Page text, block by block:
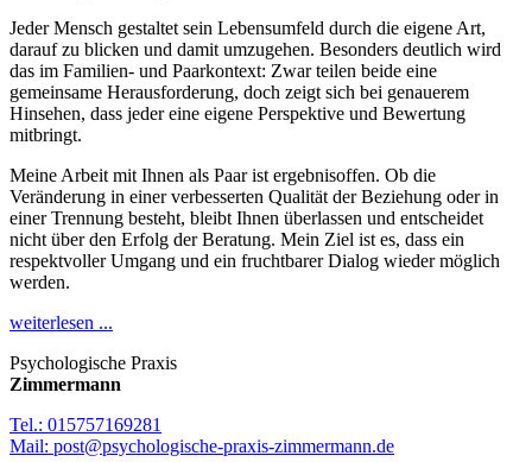
Jeder Mensch gestaltet sein Lebensumfeld durch die eigene Art,
darauf zu blicken und damit umzugehen. Besonders deutlich wird
das im Familien- und Paarkontext: Zwar teilen beide eine
gemeinsame Herausforderung, doch zeigt sich bei genauerem
Hinsehen, dass jeder eine eigene Perspektive und Bewertung
mitbringt.
Meine Arbeit mit Ihnen als Paar ist ergebnisoffen. Ob die
Veränderung in einer verbesserten Qualität der Beziehung oder in
einer Trennung besteht, bleibt Ihnen überlassen und entscheidet
nicht über den Erfolg der Beratung. Mein Ziel ist es, dass ein
respektvoller Umgang und ein fruchtbarer Dialog wieder möglich
werden.
weiterlesen ...
Psychologische Praxis
Zimmermann
Tel.: 015757169281
Mail: post@psychologische-praxis-zimmermann.de